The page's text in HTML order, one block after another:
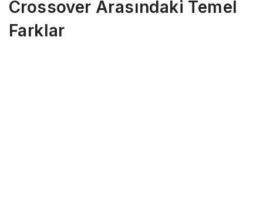
Crossover Arasındaki Temel
Farklar